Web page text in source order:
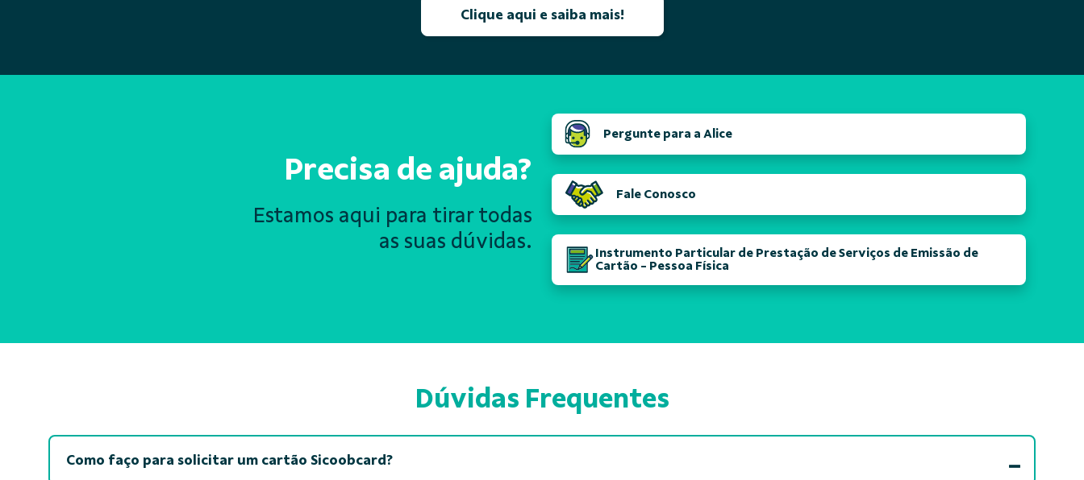
Clique aqui e saiba mais!
Precisa de ajuda?
Estamos aqui para tirar todas
as suas dúvidas.
Pergunte para a Alice
Fale Conosco
Instrumento Particular de Prestação de Serviços de Emissão de
Cartão - Pessoa Física
Dúvidas Frequentes
Como faço para solicitar um cartão Sicoobcard?